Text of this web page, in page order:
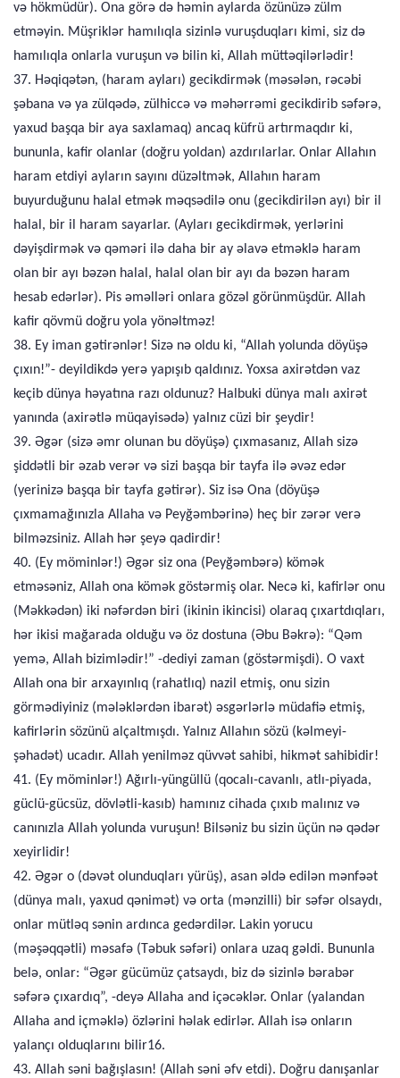
və hökmüdür). Ona görə də həmin aylarda özünüzə zülm
etməyin. Müşriklər hamılıqla sizinlə vuruşduqları kimi, siz də
hamılıqla onlarla vuruşun və bilin ki, Allah müttəqilərlədir!
37. Həqiqətən, (haram ayları) gecikdirmək (məsələn, rəcəbi
şəbana və ya zülqədə, zülhiccə və məhərrəmi gecikdirib səfərə,
yaxud başqa bir aya saxlamaq) ancaq küfrü artırmaqdır ki,
bununla, kafir olanlar (doğru yoldan) azdırılarlar. Onlar Allahın
haram etdiyi ayların sayını düzəltmək, Allahın haram
buyurduğunu halal etmək məqsədilə onu (gecikdirilən ayı) bir il
halal, bir il haram sayarlar. (Ayları gecikdirmək, yerlərini
dəyişdirmək və qəməri ilə daha bir ay əlavə etməklə haram
olan bir ayı bəzən halal, halal olan bir ayı da bəzən haram
hesab edərlər). Pis əməlləri onlara gözəl görünmüşdür. Allah
kafir qövmü doğru yola yönəltməz!
38. Ey iman gətirənlər! Sizə nə oldu ki, “Allah yolunda döyüşə
çıxın!”- deyildikdə yerə yapışıb qaldınız. Yoxsa axirətdən vaz
keçib dünya həyatına razı oldunuz? Halbuki dünya malı axirət
yanında (axirətlə müqayisədə) yalnız cüzi bir şeydir!
39. Əgər (sizə əmr olunan bu döyüşə) çıxmasanız, Allah sizə
şiddətli bir əzab verər və sizi başqa bir tayfa ilə əvəz edər
(yerinizə başqa bir tayfa gətirər). Siz isə Ona (döyüşə
çıxmamağınızla Allaha və Peyğəmbərinə) heç bir zərər verə
bilməzsiniz. Allah hər şeyə qadirdir!
40. (Ey möminlər!) Əgər siz ona (Peyğəmbərə) kömək
etməsəniz, Allah ona kömək göstərmiş olar. Necə ki, kafirlər onu
(Məkkədən) iki nəfərdən biri (ikinin ikincisi) olaraq çıxartdıqları,
hər ikisi mağarada olduğu və öz dostuna (Əbu Bəkrə): “Qəm
yemə, Allah bizimlədir!” -dediyi zaman (göstərmişdi). O vaxt
Allah ona bir arxayınlıq (rahatlıq) nazil etmiş, onu sizin
görmədiyiniz (mələklərdən ibarət) əsgərlərlə müdafiə etmiş,
kafirlərin sözünü alçaltmışdı. Yalnız Allahın sözü (kəlmeyi-
şəhadət) ucadır. Allah yenilməz qüvvət sahibi, hikmət sahibidir!
41. (Ey möminlər!) Ağırlı-yüngüllü (qocalı-cavanlı, atlı-piyada,
güclü-gücsüz, dövlətli-kasıb) hamınız cihada çıxıb malınız və
canınızla Allah yolunda vuruşun! Bilsəniz bu sizin üçün nə qədər
xeyirlidir!
42. Əgər o (dəvət olunduqları yürüş), asan əldə edilən mənfəət
(dünya malı, yaxud qənimət) və orta (mənzilli) bir səfər olsaydı,
onlar mütləq sənin ardınca gedərdilər. Lakin yorucu
(məşəqqətli) məsafə (Təbuk səfəri) onlara uzaq gəldi. Bununla
belə, onlar: “Əgər gücümüz çatsaydı, biz də sizinlə bərabər
səfərə çıxardıq”, -deyə Allaha and içəcəklər. Onlar (yalandan
Allaha and içməklə) özlərini həlak edirlər. Allah isə onların
yalançı olduqlarını bilir16.
43. Allah səni bağışlasın! (Allah səni əfv etdi). Doğru danışanlar